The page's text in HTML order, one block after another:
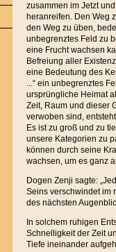
zusammen im Jetzt
heranreifen. Den Weg
den Weg zu üben,
unbegrenztes Feld zu
eine Frucht wachsen
Befreiung aller
eine Bedeutung des
...“ ein unbegrenztes
ursprüngliche Heimat
Zeit, Raum und dieser
verwoben sind,
Es ist zu groß und zu
unsere Kategorien zu
können durch seine
wachsen, um es ganz
Dogen Zenji sagte:
Seins verschwindet im
des nächsten
In solchem ruhigen
Schnelligkeit der Zeit
Tiefe ineinander